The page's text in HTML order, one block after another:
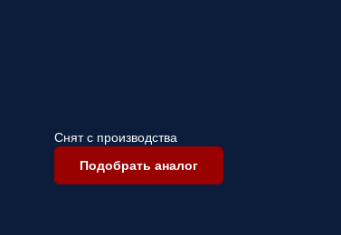
Снят с производства
Подобрать аналог